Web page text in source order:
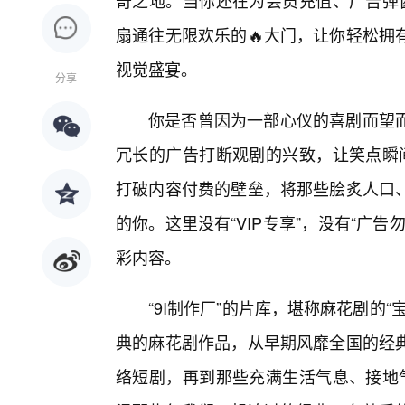
分享
扇通往无限欢乐的🔥大门，让你轻松
视觉盛宴。
你是否曾因为一部心仪的喜剧而望
冗长的广告打断观剧的兴致，让笑点
打破内容付费的壁垒，将那些脍炙人
的你。这里没有“VIP专享”，没有“广告
彩内容。
“9I制作厂”的片库，堪称麻花剧的
典的麻花剧作品，从早期风靡全国的
络短剧，再到那些充满生活气息、接